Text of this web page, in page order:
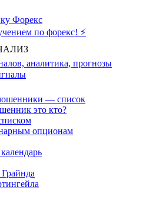
Форекс
по форекс! ⚡
аналитика, прогнозы
— список
это кто?
опционам